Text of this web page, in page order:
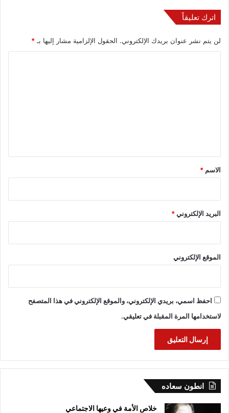
اترك تعليقاً
لن يتم نشر عنوان بريدك الإلكتروني. الحقول الإلزامية مشار إليها بـ *
*
الاسم *
البريد الإلكتروني*
الموقع الإلكتروني
احفظ اسمي، بريدي الإلكتروني، والموقع الإلكتروني في هذا المتصفح
لاستخدامها المرة المقبلة في تعليقي.
انطون سعاده
خلاص الأمة في وعيها الاجتماعي